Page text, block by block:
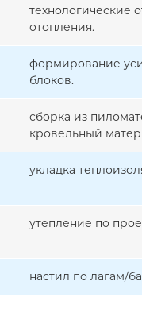
технологические
отопления.
формирование
блоков.
сборка из
кровельный
укладка
утепление по
настил по лагам/